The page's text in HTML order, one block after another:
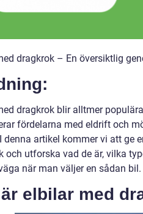
dragkrok – En översiktlig
dragkrok blir alltmer
fördelarna med eldrift och
denna artikel kommer vi att ge
och utforska vad de är, vilka
när man väljer en sådan bil.
elbilar med